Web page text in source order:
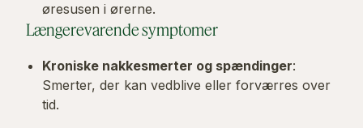
øresusen i ørerne.
Længerevarende symptomer
Kroniske nakkesmerter og spændinger:
Smerter, der kan vedblive eller forværres over
tid.